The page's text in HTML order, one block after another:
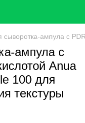
ампула с
ампула с
Anua
100 для
текстуры